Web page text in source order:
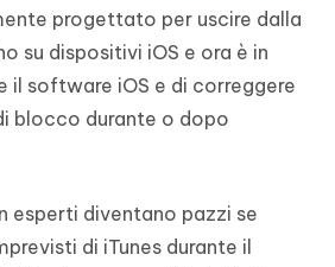
progettato per uscire dalla
su dispositivi iOS e ora è in
il software iOS e di correggere
blocco durante o dopo
esperti diventano pazzi se
di iTunes durante il